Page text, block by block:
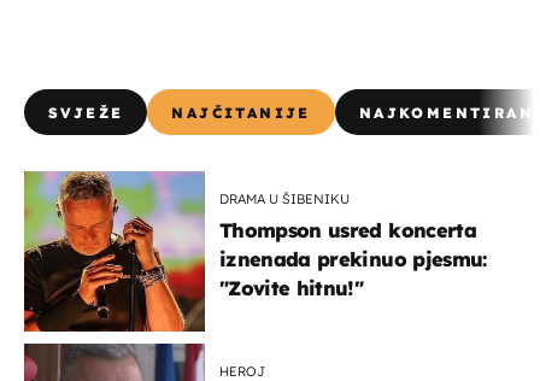
SVJEŽE NAJČITANIJE
DRAMA U ŠIBENIKU
Thompson usred koncerta
iznenada prekinuo pjesmu:
"Zovite hitnu!"
HEROJ